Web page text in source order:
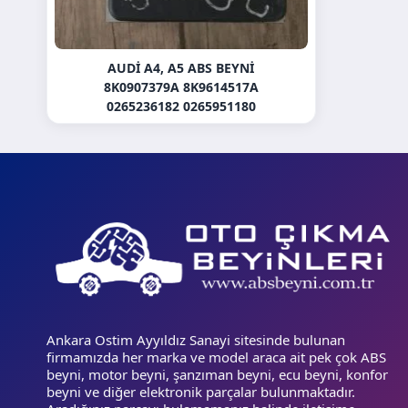
AUDI A4, A5 ABS BEYNI
8K0907379A 8K9614517A
0265236182 0265951180
Ankara Ostim Ayyıldız Sanayi sitesinde bulunan
firmamızda her marka ve model araca ait pek çok ABS
beyni, motor beyni, şanzıman beyni, ecu beyni, konfor
beyni ve diğer elektronik parçalar bulunmaktadır.